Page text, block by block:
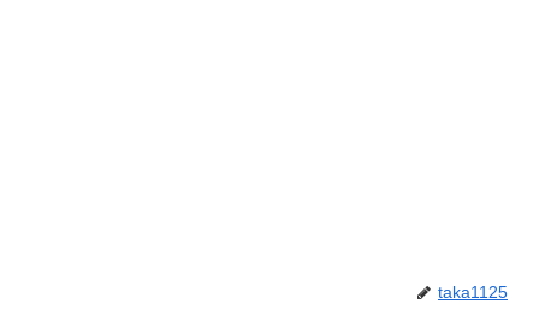
taka1125